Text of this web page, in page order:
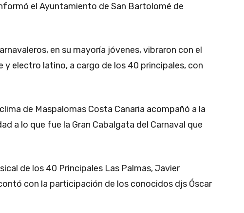
el Ayuntamiento de San Bartolomé de
en su mayoría jóvenes, vibraron con el
y electro latino, a cargo de los 40 principales, con
de Maspalomas Costa Canaria acompañó a la
a lo que fue la Gran Cabalgata del Carnaval que
de los 40 Principales Las Palmas, Javier
con la participación de los conocidos djs Óscar